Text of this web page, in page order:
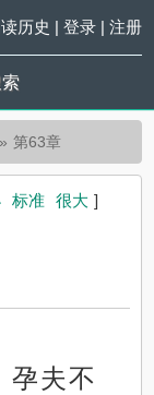
历史 | 登录| 注册
第63章
标准 很大 ]
孕夫不